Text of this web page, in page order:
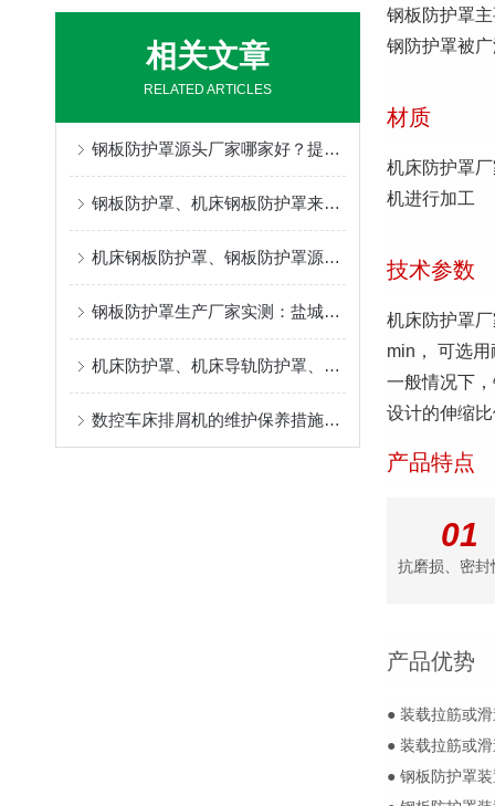
相关文章
RELATED ARTICLES
钢板防护罩源头厂家哪家好？提供定制维修服务。
钢板防护罩、机床钢板防护罩来图定制，盐山县奔兴免费安装指导全国发货
机床钢板防护罩、钢板防护罩源头工厂，全套售后保障降低设备运维成本
钢板防护罩生产厂家实测：盐城奔兴的钢板防护罩参数对比让你一眼看懂
机床防护罩、机床导轨防护罩、数控机床防护罩源头工厂，耐高温防屑支持来图定做
数控车床排屑机的维护保养措施介绍
钢板防护罩
钢防护罩被
材质
机床防护罩
机进行加工
技术参数
机床防护罩
min， 可选
一般情况下
设计的伸缩
产品特点
01
抗磨损、密封
产品优势
● 装载拉筋或
● 装载拉筋或
● 钢板防护罩